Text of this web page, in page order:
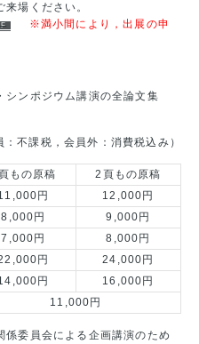
場ください。
※満小間により，出展の申
シンポジウム講演の全論文集
：不課税，会員外：消費税込み）
もの原稿 2頁もの原稿
円
12,000円
8,000円
9,000円
7,000円 8,000円
円
24,000円
円
16,000円
11,000円
係委員会による企画講演のため